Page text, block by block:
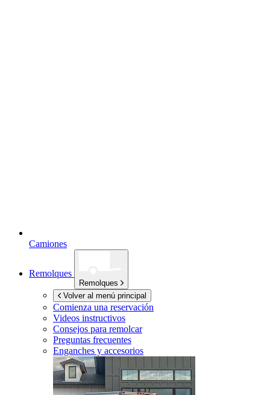
Camiones
Remolques
Remolques
Volver al menú principal
Comienza una reservación
Videos instructivos
Consejos para remolcar
Preguntas frecuentes
Enganches y accesorios